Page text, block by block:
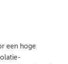
een hoge